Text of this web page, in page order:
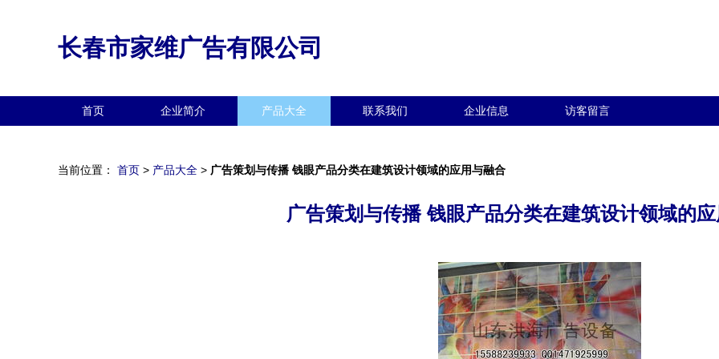
长春市家维广告有限公司
首页 企业简介 产品大全 联系我们 企业信息 访客留言
当前位置： 首页 > 产品大全 > 广告策划与传播 钱眼产品分类在建筑设计领域的应用与融合
广告策划与传播 钱眼产品分类在建筑设计领域的